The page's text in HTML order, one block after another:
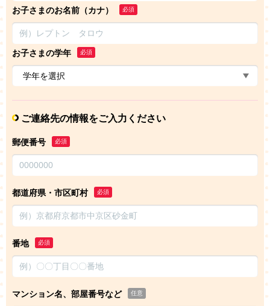
お子さまのお名前（カナ） 必須
お子さまの学年 必須
ご連絡先の情報をご入力ください
郵便番号 必須
都道府県・市区町村 必須
番地 必須
マンション名、部屋番号など 任意